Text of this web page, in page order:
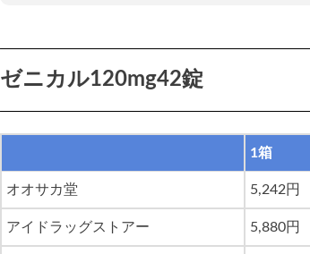
ゼニカル120mg42錠
1箱
オオサカ堂 5,242円
アイドラッグストアー 5,880円